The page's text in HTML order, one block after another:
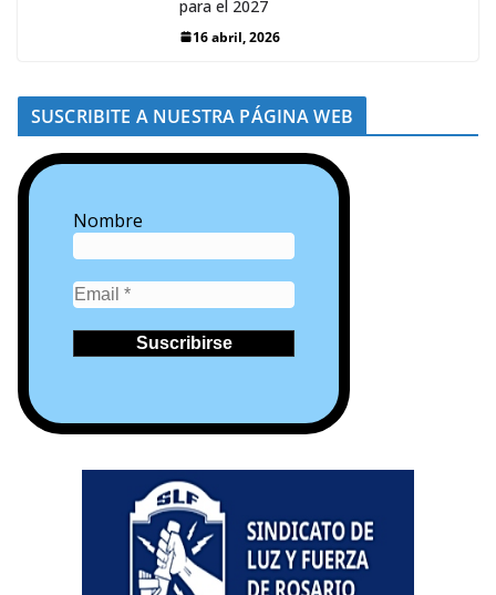
para el 2027
16 abril, 2026
SUSCRIBITE A NUESTRA PÁGINA WEB
Nombre